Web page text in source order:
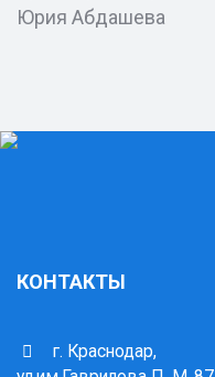
Юрия Абдашева
КОНТАКТЫ
г. Краснодар,